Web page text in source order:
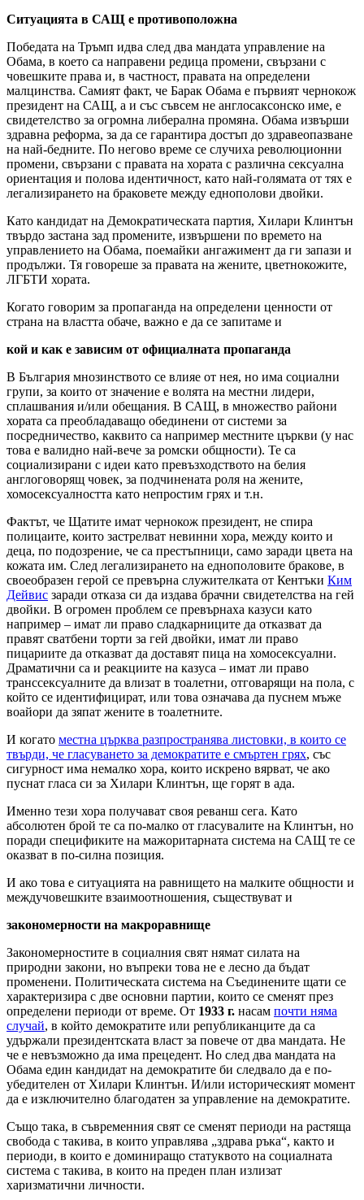
Ситуацията в САЩ е противоположна
Победата на Тръмп идва след два мандата управление на
Обама, в което са направени редица промени, свързани с
човешките права и, в частност, правата на определени
малцинства. Самият факт, че Барак Обама е първият чернокож
президент на САЩ, а и със съвсем не англосаксонско име, е
свидетелство за огромна либерална промяна. Обама извърши
здравна реформа, за да се гарантира достъп до здравеопазване
на най-бедните. По негово време се случиха революционни
промени, свързани с правата на хората с различна сексуална
ориентация и полова идентичност, като най-голямата от тях е
легализирането на браковете между еднополови двойки.
Като кандидат на Демократическата партия, Хилари Клинтън
твърдо застана зад промените, извършени по времето на
управлението на Обама, поемайки ангажимент да ги запази и
продължи. Тя говореше за правата на жените, цветнокожите,
ЛГБТИ хората.
Когато говорим за пропаганда на определени ценности от
страна на властта обаче, важно е да се запитаме и
кой и как е зависим от официалната пропаганда
В България мнозинството се влияе от нея, но има социални
групи, за които от значение е волята на местни лидери,
сплашвания и/или обещания. В САЩ, в множество райони
хората са преобладаващо обединени от системи за
посредничество, каквито са например местните църкви (у нас
това е валидно най-вече за ромски общности). Те са
социализирани с идеи като превъзходството на белия
англоговорящ човек, за подчинената роля на жените,
хомосексуалността като непростим грях и т.н.
Фактът, че Щатите имат чернокож президент, не спира
полицаите, които застрелват невинни хора, между които и
деца, по подозрение, че са престъпници, само заради цвета на
кожата им. След легализирането на еднополовите бракове, в
своеобразен герой се превърна служителката от Кентъки Ким
Дейвис заради отказа си да издава брачни свидетелства на гей
двойки. В огромен проблем се превърнаха казуси като
например – имат ли право сладкарниците да отказват да
правят сватбени торти за гей двойки, имат ли право
пицариите да отказват да доставят пица на хомосексуални.
Драматични са и реакциите на казуса – имат ли право
транссексуалните да влизат в тоалетни, отговарящи на пола, с
който се идентифицират, или това означава да пуснем мъже
воайори да зяпат жените в тоалетните.
И когато местна църква разпространява листовки, в които се
твърди, че гласуването за демократите е смъртен грях, със
сигурност има немалко хора, които искрено вярват, че ако
пуснат гласа си за Хилари Клинтън, ще горят в ада.
Именно тези хора получават своя реванш сега. Като
абсолютен брой те са по-малко от гласувалите на Клинтън, но
поради спецификите на мажоритарната система на САЩ те се
оказват в по-силна позиция.
И ако това е ситуацията на равнището на малките общности и
междучовешките взаимоотношения, съществуват и
закономерности на макроравнище
Закономерностите в социалния свят нямат силата на
природни закони, но въпреки това не е лесно да бъдат
променени. Политическата система на Съединените щати се
характеризира с две основни партии, които се сменят през
определени периоди от време. От 1933 г. насам почти няма
случай, в който демократите или републиканците да са
удържали президентската власт за повече от два мандата. Не
че е невъзможно да има прецедент. Но след два мандата на
Обама един кандидат на демократите би следвало да е по-
убедителен от Хилари Клинтън. И/или историческият момент
да е изключително благодатен за управление на демократите.
Също така, в съвременния свят се сменят периоди на растяща
свобода с такива, в които управлява „здрава ръка“, както и
периоди, в които е доминиращо статуквото на социалната
система с такива, в които на преден план излизат
харизматични личности.